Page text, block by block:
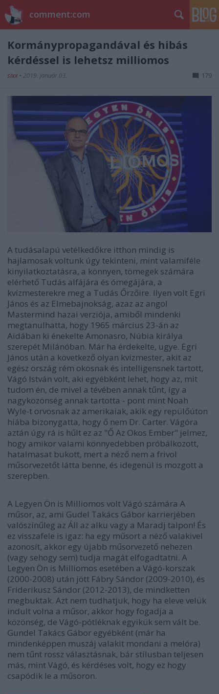
comment:com
Kormánypropagandával és hibás
kérdéssel is lehetsz milliomos
sixx • 2019. január 03. 179
A tudásalapú vetélkedőkre itthon mindig is
hajlamosak voltunk úgy tekinteni, mint valamiféle
kinyilatkoztatásra, a könnyen, tömegek számára
elérhető Tudás alfájára és ómegájára, a
kvízmesterekre meg a Tudás Őrzőire. Ilyen volt Egri
János és az Elmebajnokság, azaz az angol
Mastermind hazai verziója, amiből mindenki
megtanulhatta, hogy 1965 március 23-án az
Aidában ki énekelte Amonasro, Núbia királya
szerepét Milánóban. Már ha érdekelte, ugye. Egri
János után a következő olyan kvízmester, akit az
egész ország rém okosnak és intelligensnek tartott,
Vágó István volt, aki egyébként lehet, hogy az, mit
tudom én, de mivel a tévében annak tűnt, így a
nagyközönség annak tartotta - pont mint Noah
Wyle-t orvosnak az amerikaiak, akik egy repülőúton
hiába bizonygatta, hogy ő nem Dr. Carter. Vágóra
aztán úgy rá is hűlt ez az "Ő Az Okos Ember" jelmez,
hogy amikor valami könnyedebben próbálkozott,
hatalmasat bukott, mert a néző nem a frivol
műsorvezetőt látta benne, és idegenül is mozgott a
szerepben.
A Legyen Ön is Milliomos volt Vágó számára A
műsor, az, ami Gudel Takács Gábor karrierjében
valószínűleg az Áll az alku vagy a Maradj talpon! És
ez visszafele is igaz: ha egy műsort a néző valakivel
azonosít, akkor egy újabb műsorvezető nehezen
(vagy sehogy sem) tudja magát elfogadtatni. A
Legyen Ön is Milliomos esetében a Vágó-korszak
(2000-2008) után jött Fábry Sándor (2009-2010), és
Friderikusz Sándor (2012-2013), de mindketten
megbuktak. Azt nem tudhatjuk, hogy ha eleve velük
indult volna a műsor, akkor hogy fogadja a
közönség, de Vágó-pótléknak egyikük sem vált be.
Gundel Takács Gábor egyébként (már ha
mindenképpen muszáj valakit mondani a melóra)
nem tűnt rossz választásnak, bár stílusban teljesen
más, mint Vágó, és kérdéses volt, hogy ez hogy
csapódik le a műsoron.